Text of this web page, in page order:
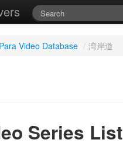
Video Database / 湾岸道
Series List